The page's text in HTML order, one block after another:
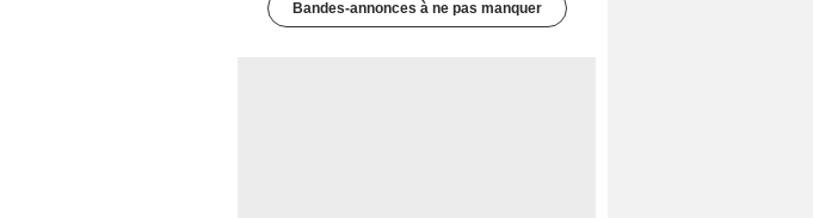
Bandes-annonces à ne pas manquer